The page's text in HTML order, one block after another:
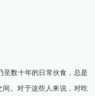
数十年的日常伙食，总是
。对于这些人来说，对吃